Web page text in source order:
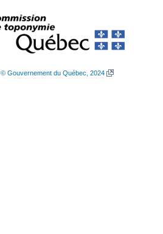
© Gouvernement du Québec, 2024